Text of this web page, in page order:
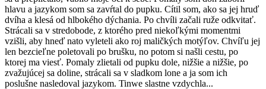
hlavu a jazykom som sa zavŕtal do pupku. Cítil som, ako sa jej hruď
dvíha a klesá od hlbokého dýchania. Po chvíli začali ruže odkvitať.
Strácali sa v stredobode, z ktorého pred niekoľkými momentmi
vzišli, aby hneď nato vyleteli ako roj maličkých motýľov. Chvíľu jej
len bezcieľne poletovali po brušku, no potom si našli cestu, po
ktorej ma viesť. Pomaly zlietali od pupku dole, nižšie a nižšie, po
zvažujúcej sa doline, strácali sa v sladkom lone a ja som ich
poslušne nasledoval jazykom. Tinwe slastne vzdychla...